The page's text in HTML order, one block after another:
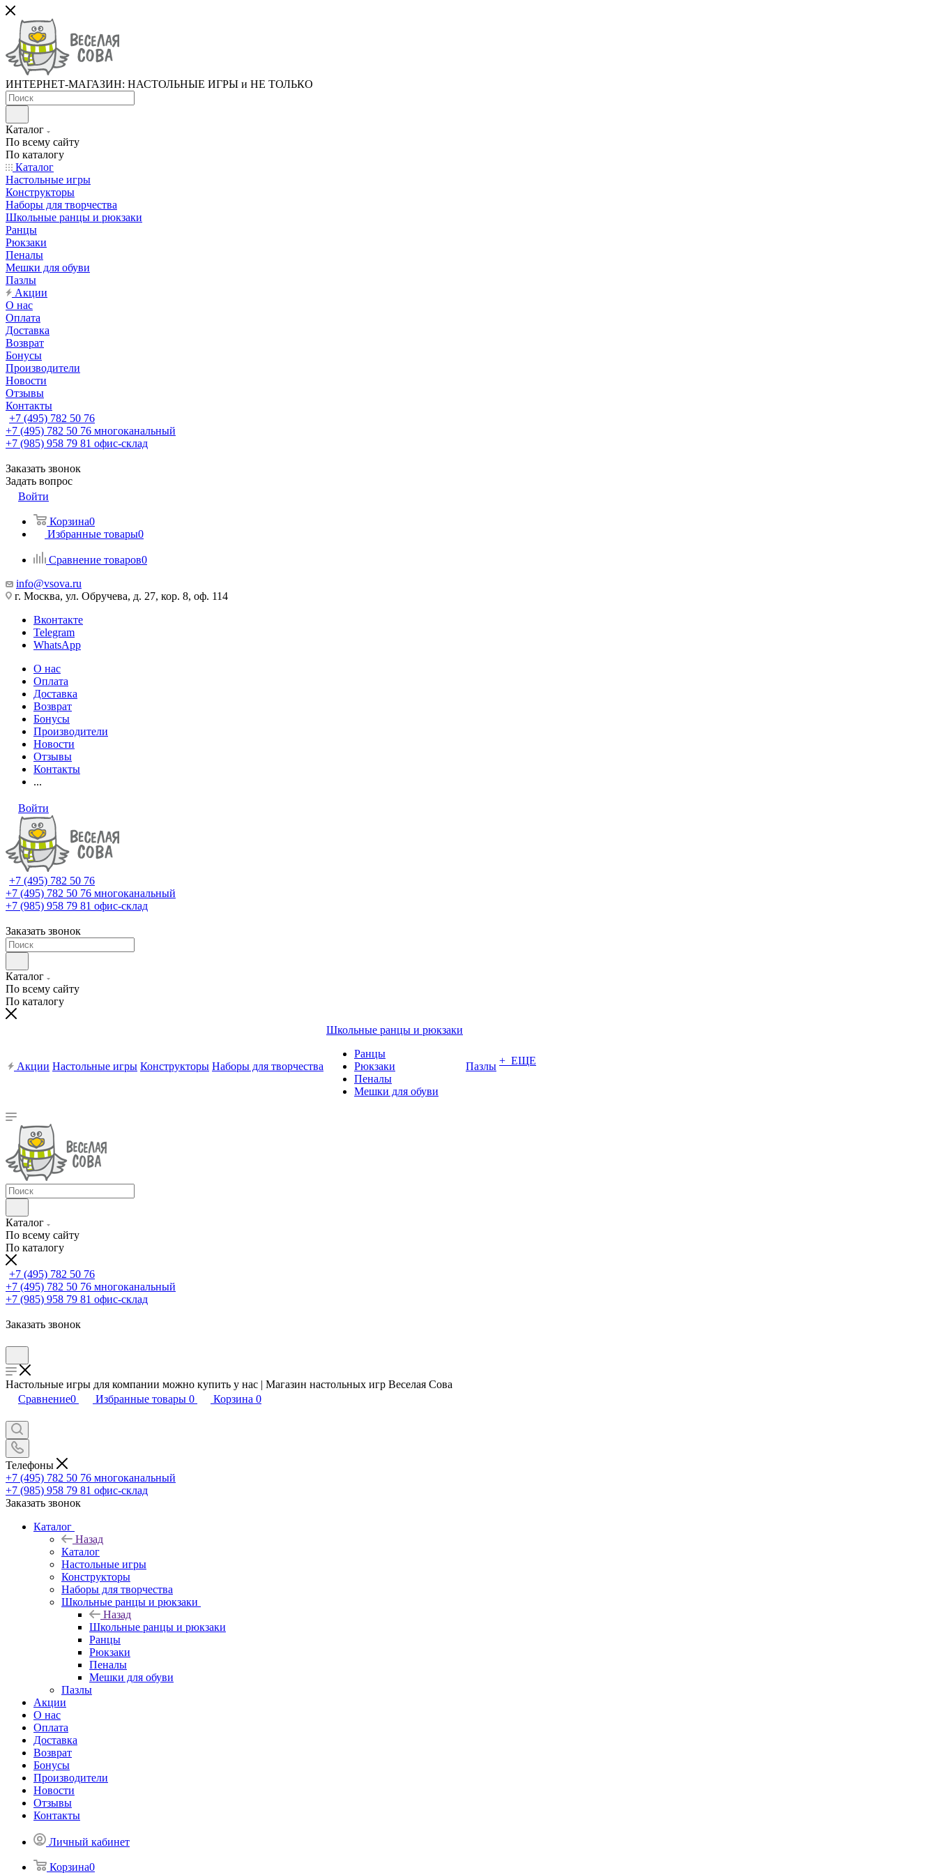
ИНТЕРНЕТ-МАГАЗИН: НАСТОЛЬНЫЕ ИГРЫ и НЕ ТОЛЬКО
Каталог
По всему сайту
По каталогу
Каталог
Настольные игры
Конструкторы
Наборы для творчества
Школьные ранцы и рюкзаки
Ранцы
Рюкзаки
Пеналы
Мешки для обуви
Пазлы
Акции
О нас
Оплата
Доставка
Возврат
Бонусы
Производители
Новости
Отзывы
Контакты
+7 (495) 782 50 76
+7 (495) 782 50 76 многоканальный
+7 (985) 958 79 81 офис-склад
Заказать звонок
Задать вопрос
Войти
Корзина0
Избранные товары0
Сравнение товаров0
info@vsova.ru
г. Москва, ул. Обручева, д. 27, кор. 8, оф. 114
Вконтакте
Telegram
WhatsApp
О нас
Оплата
Доставка
Возврат
Бонусы
Производители
Новости
Отзывы
Контакты
...
Войти
+7 (495) 782 50 76
+7 (495) 782 50 76 многоканальный
+7 (985) 958 79 81 офис-склад
Заказать звонок
Каталог
По всему сайту
По каталогу
Акции Настольные игры Конструкторы Наборы для творчества
Школьные ранцы и рюкзаки
Ранцы
Рюкзаки
Пеналы
Мешки для обуви
Пазлы + ЕЩЕ
Каталог
По всему сайту
По каталогу
+7 (495) 782 50 76
+7 (495) 782 50 76 многоканальный
+7 (985) 958 79 81 офис-склад
Заказать звонок
Настольные игры для компании можно купить у нас | Магазин настольных игр Веселая Сова
Сравнение0 Избранные товары 0 Корзина 0
Телефоны
+7 (495) 782 50 76 многоканальный
+7 (985) 958 79 81 офис-склад
Заказать звонок
Каталог
Назад
Каталог
Настольные игры
Конструкторы
Наборы для творчества
Школьные ранцы и рюкзаки
Назад
Школьные ранцы и рюкзаки
Ранцы
Рюкзаки
Пеналы
Мешки для обуви
Пазлы
Акции
О нас
Оплата
Доставка
Возврат
Бонусы
Производители
Новости
Отзывы
Контакты
Личный кабинет
Корзина0